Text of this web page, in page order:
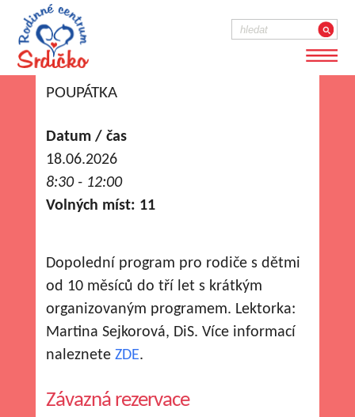
POUPÁTKA
Datum / čas
18.06.2026
8:30 - 12:00
Volných míst: 11
Dopolední program pro rodiče s dětmi
od 10 měsíců do tří let s krátkým
organizovaným programem. Lektorka:
Martina Sejkorová, DiS. Více informací
nalezneteZDE.
Závazná rezervace